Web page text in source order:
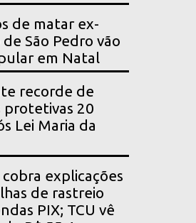
de matar ex-
São Pedro vão
em Natal
recorde de
protetivas 20
Lei Maria da
explicações
de rastreio
PIX; TCU vê